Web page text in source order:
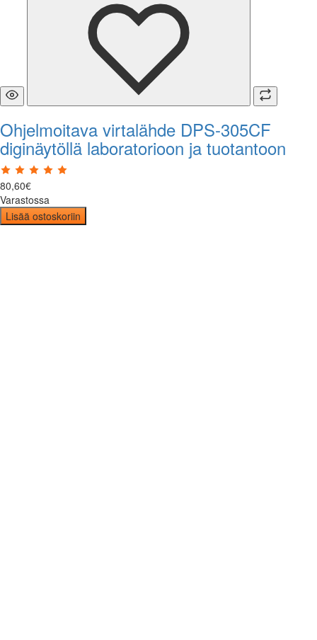
Ohjelmoitava virtalähde DPS-305CF
diginäytöllä laboratorioon ja tuotantoon
80,60€
Varastossa
Lisää ostoskoriin